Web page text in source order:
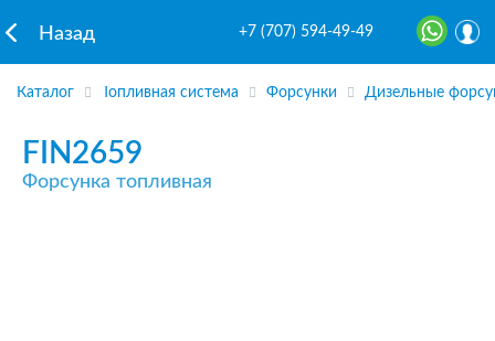
Назад +7 (707) 594-49-49
Каталог Топливная система Форсунки Дизельные
FIN2659
Форсунка топливная